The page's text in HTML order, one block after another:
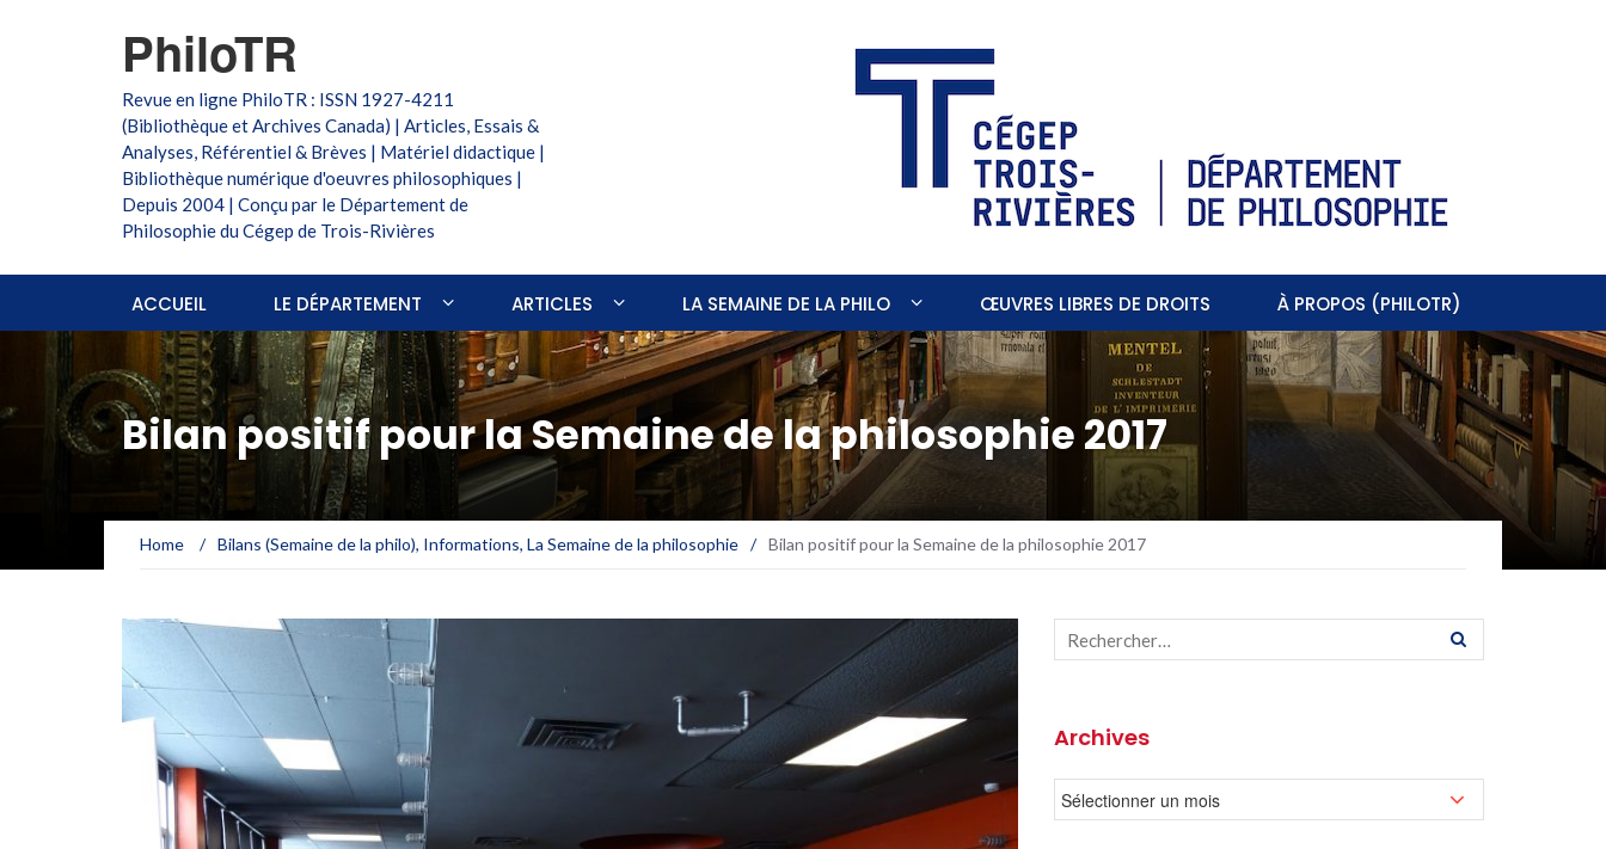
PhiloTR
Revue en ligne PhiloTR : ISSN 1927-4211
(Bibliothèque et Archives Canada) | Articles, Essais &
Analyses, Référentiel & Brèves | Matériel didactique |
Bibliothèque numérique d'oeuvres philosophiques |
Depuis 2004 | Conçu par le Département de
Philosophie du Cégep de Trois-Rivières
ACCUEIL LE DÉPARTEMENT ARTICLES LA SEMAINE DE LA PHILO ŒUVRES LIBRES DE DROITS À PROPOS (PHILOTR)
Bilan positif pour la Semaine de la philosophie 2017
Home / Bilans (Semaine de la philo), Informations, La Semaine de la philosophie / Bilan positif pour la Semaine de la philosophie 2017
Archives